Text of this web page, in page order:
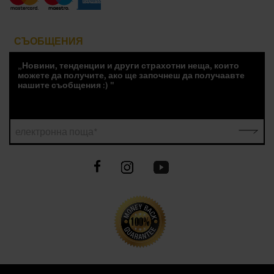
СЪОБЩЕНИЯ
„Новини, тенденции и други страхотни неща, които
можете да получите, ако ще започнеш да получаавте
нашите съобщения :) "